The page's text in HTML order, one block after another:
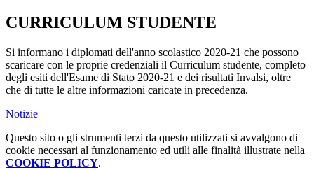
CURRICULUM STUDENTE
Si informano i diplomati dell'anno scolastico 2020-21 che possono
scaricare con le proprie credenziali il Curriculum studente, completo
degli esiti dell'Esame di Stato 2020-21 e dei risultati Invalsi, oltre
che di tutte le altre informazioni caricate in precedenza.
Notizie
Questo sito o gli strumenti terzi da questo utilizzati si avvalgono di
cookie necessari al funzionamento ed utili alle finalità illustrate nella
COOKIE POLICY.